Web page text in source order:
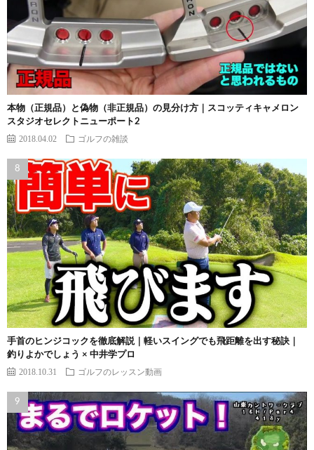
本物（正規品）と偽物（非正規品）の見分け方｜スコッティキャメロン
スタジオセレクトニューポート2
2018.04.02 ゴルフの雑談
手首のヒンジコックを徹底解説｜軽いスイングでも飛距離を出す秘訣｜
釣りよかでしょう × 中井学プロ
2018.10.31 ゴルフのレッスン動画